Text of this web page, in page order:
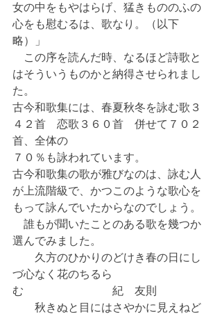
女の中をもやはらげ、猛きもののふの
心をも慰むるは、歌なり。（以下
略）」
はそういうものかと納得させられまし
た。
古今和歌集には、春夏秋冬を詠む歌３
４２首　恋歌３６０首　併せて７０２
首、全体の
７０％も詠われています。
古今和歌集の歌が雅びなのは、詠む人
が上流階級で、かつこのような歌心を
もって詠んでいたからなのでしょう。
選んでみました。
久方のひかりのどけき春の日にし
づ心なく花のちるら
む　　　　　　　　紀　友則
秋きぬと目にはさやかに見えねど